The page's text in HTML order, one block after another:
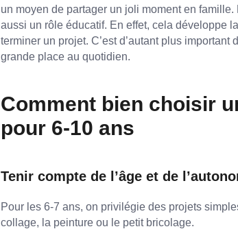
un moyen de partager un joli moment en
aussi un rôle éducatif. En effet, cela développe
terminer un projet. C’est d’autant plus
grande place au quotidien.
Comment bien choisir
pour 6-10 ans
Tenir compte de l’âge et de
Pour les 6-7 ans, on privilégie des projets
collage, la peinture ou le petit bricolage.